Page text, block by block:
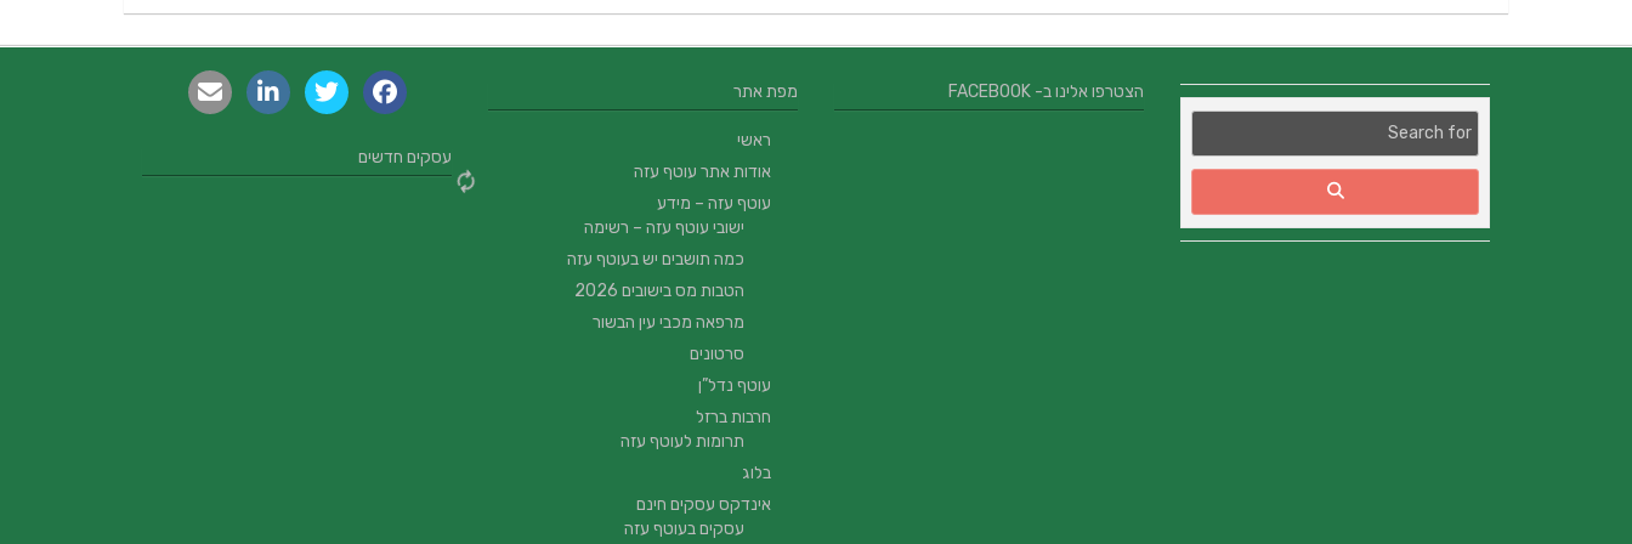
עסקים חדשים
מפת אתר
ראשי
אודות אתר עוטף עזה
עוטף עזה – מידע
ישובי עוטף עזה – רשימה
כמה תושבים יש בעוטף עזה
הטבות מס בישובים 2026
מרפאה מכבי עין הבשור
סרטונים
עוטף נדל”ן
חרבות ברזל
תרומות לעוטף עזה
בלוג
אינדקס עסקים חינם
עסקים בעוטף עזה
הצטרפו אלינו ב- FACEBOOK